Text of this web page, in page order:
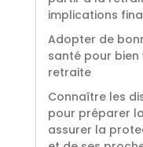
implications
Adopter de
santé pour bien
retraite
Connaître les
pour préparer
assurer la